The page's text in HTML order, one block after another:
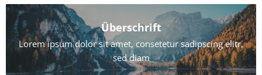
Überschrift
Lorem ipsum dolor sit amet, consetetur sadipscing elitr,
sed diam